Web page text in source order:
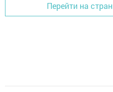
Перейти на